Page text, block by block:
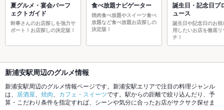
夏グルメ・宴会パーフ
ェクトガイド
幹事さんのお店探しを強力サ
ポート！お店探しの決定版！
食べ放題ナビゲーター
焼肉食べ放題やスイーツ食べ
放題など食べ放題お店探しの
決定版！
誕生日・記念日プ
ュース
誕生日や記念日のお祝
用したいお店を徹底リ
チ！
新浦安駅周辺のグルメ情報
新浦安駅周辺のグルメ情報ページです。新浦安駅エリアで注目の料理ジャンル
は、
居酒屋 焼肉 カフェ・スイーツです。駅からの距離で絞り込んだり、予
算・こだわり条件を指定すれば、シーンや気分に合ったお店がサクサク探せま